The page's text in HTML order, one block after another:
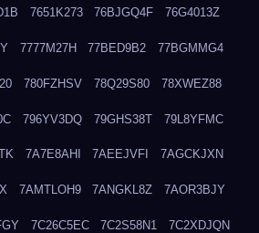
7651K273 76BJGQ4F 76G4013Z
7777M27H 77BED9B2 77BGMMG4
780FZHSV 78Q29S80 78XWEZ88
796YV3DQ 79GHS38T 79L8YFMC
7A7E8AHI 7AEEJVFI 7AGCKJXN
7AMTLOH9 7ANGKL8Z 7AOR3BJY
7C26C5EC 7C2S58N1 7C2XDJQN